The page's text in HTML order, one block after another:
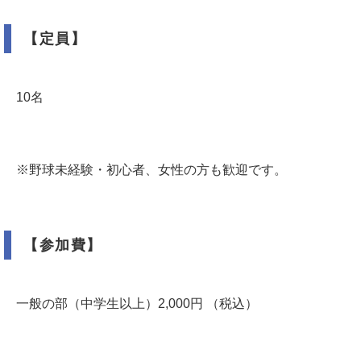
【定員】
10名
※野球未経験・初心者、女性の方も歓迎です。
【参加費】
一般の部（中学生以上）2,000円 （税込）